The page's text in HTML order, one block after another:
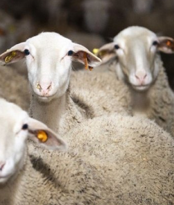
Doğulu, Beren Saat və daha 20
narkotikə görə saxlanılıb
2-03-2026, 16:57